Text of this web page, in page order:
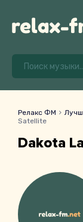
Релакс ФМ
Satellite
Dakota